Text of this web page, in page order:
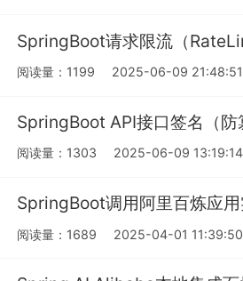
SpringBoot请求限流（
阅读量：1199 2025-06-09 21:48:51
SpringBoot API接口签名（防
阅读量：1303 2025-06-09 13:19:14
SpringBoot调用阿里百炼应
阅读量：1689 2025-04-01 11:39:50